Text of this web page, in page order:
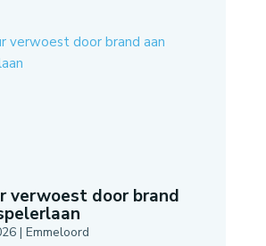
verwoest door brand
| Emmeloord